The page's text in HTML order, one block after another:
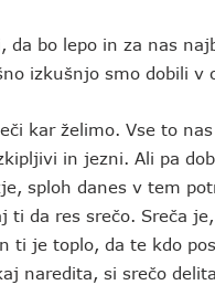
da bo lepo in za nas
izkušnjo smo dobili v
kar želimo. Vse to
in jezni. Ali pa
sploh danes v tem
ti da res srečo. Sreča
ti je toplo, da te kdo
naredita, si srečo